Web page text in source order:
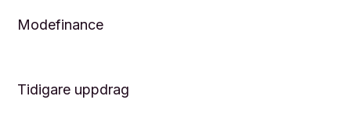
Modefinance
Tidigare uppdrag